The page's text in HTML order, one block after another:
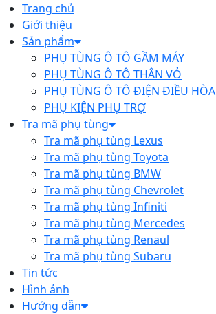
Trang chủ
Giới thiệu
Sản phẩm
PHỤ TÙNG Ô TÔ GẦM MÁY
PHỤ TÙNG Ô TÔ THÂN VỎ
PHỤ TÙNG Ô TÔ ĐIỆN ĐIỀU HÒA
PHỤ KIỆN PHỤ TRỢ
Tra mã phụ tùng
Tra mã phụ tùng Lexus
Tra mã phụ tùng Toyota
Tra mã phụ tùng BMW
Tra mã phụ tùng Chevrolet
Tra mã phụ tùng Infiniti
Tra mã phụ tùng Mercedes
Tra mã phụ tùng Renaul
Tra mã phụ tùng Subaru
Tin tức
Hình ảnh
Hướng dẫn